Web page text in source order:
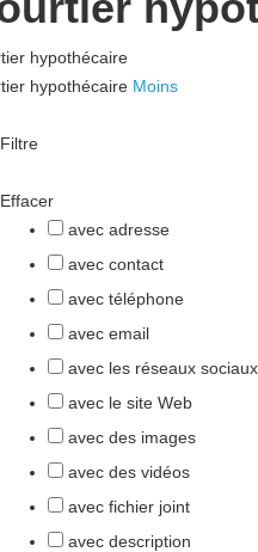
hypothécaire
hypothécaire Moins
Filtre
Effacer
avec adresse
avec contact
avec téléphone
avec email
avec les réseaux sociaux
avec le site Web
avec des images
avec des vidéos
avec fichier joint
avec description